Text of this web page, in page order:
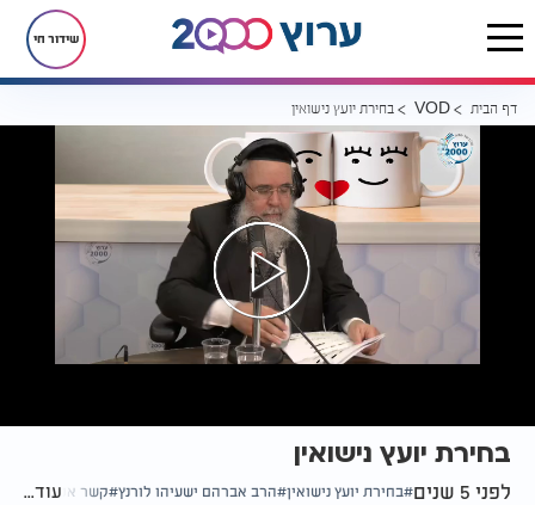
שידור חי
דף הבית VOD בחירת יועץ נישואין
בחירת יועץ נישואין
לפני 5 שנים בחירת יועץ נישואין הרב אברהם ישעיהו לורנץ קשר אמיתי
עוד...